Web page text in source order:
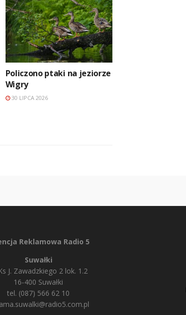
Policzono ptaki na jeziorze
Wigry
30 LIPCA 2026
Reklamowa Radio 5
Suwałki
J. Zawadzkiego 2 lok. 1.2
16-400 Suwałki
tel. (087) 566 62 10